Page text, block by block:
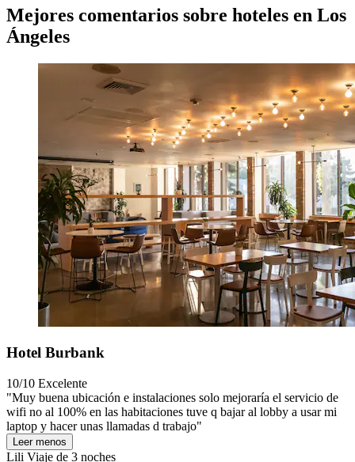
Mejores comentarios sobre hoteles en Los
Ángeles
Hotel Burbank
10/10 Excelente
"Muy buena ubicación e instalaciones solo mejoraría el servicio de
wifi no al 100% en las habitaciones tuve q bajar al lobby a usar mi
laptop y hacer unas llamadas d trabajo"
Leer menos
Lili Viaje de 3 noches